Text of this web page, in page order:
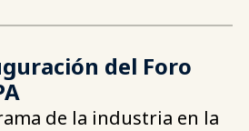
del Foro
de la industria en la